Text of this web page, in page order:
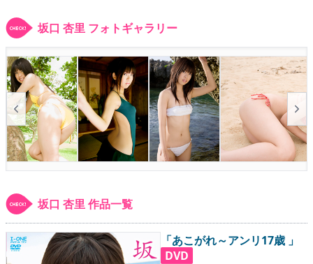
ご利用ガイド
▶更新情報
▶個人情報保護について
▶よくあるご質問
▶お問い合わせフォーム
坂口 杏里 フォトギャラリー
坂口 杏里 作品一覧
「あこがれ～アンリ17歳 」
DVD